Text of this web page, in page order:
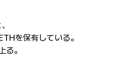
を保有している。
る。